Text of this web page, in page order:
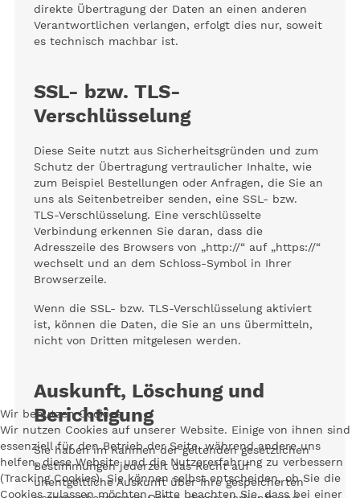
direkte Übertragung der Daten an einen anderen
Verantwortlichen verlangen, erfolgt dies nur, soweit
es technisch machbar ist.
SSL- bzw. TLS-
Verschlüsselung
Diese Seite nutzt aus Sicherheitsgründen und zum
Schutz der Übertragung vertraulicher Inhalte, wie
zum Beispiel Bestellungen oder Anfragen, die Sie an
uns als Seitenbetreiber senden, eine SSL- bzw.
TLS-Verschlüsselung. Eine verschlüsselte
Verbindung erkennen Sie daran, dass die
Adresszeile des Browsers von „http://“ auf „https://“
wechselt und an dem Schloss-Symbol in Ihrer
Browserzeile.
Wenn die SSL- bzw. TLS-Verschlüsselung aktiviert
ist, können die Daten, die Sie an uns übermitteln,
nicht von Dritten mitgelesen werden.
Auskunft, Löschung und
Berichtigung
Sie haben im Rahmen der geltenden gesetzlichen
Bestimmungen jederzeit das Recht auf
unentgeltliche Auskunft über Ihre gespeicherten
Wir benutzen Cookies
Wir nutzen Cookies auf unserer Website. Einige von ihnen sind
essenziell für den Betrieb der Seite, während andere uns
helfen, diese Website und die Nutzererfahrung zu verbessern
(Tracking Cookies). Sie können selbst entscheiden, ob Sie die
Cookies zulassen möchten. Bitte beachten Sie, dass bei einer